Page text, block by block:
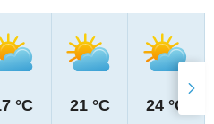
°C 21 °C 24 °C